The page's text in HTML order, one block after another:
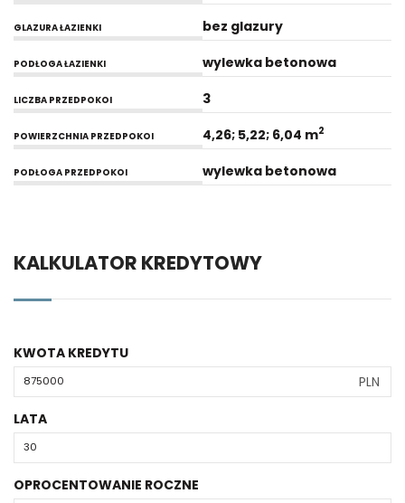
GLAZURA ŁAZIENKI bez glazury
PODŁOGA ŁAZIENKI wylewka betonowa
LICZBA PRZEDPOKOI 3
POWIERZCHNIA PRZEDPOKOI 4,26; 5,22; 6,04 m2
PODŁOGA PRZEDPOKOI wylewka betonowa
KALKULATOR KREDYTOWY
KWOTA KREDYTU
PLN
LATA
OPROCENTOWANIE ROCZNE